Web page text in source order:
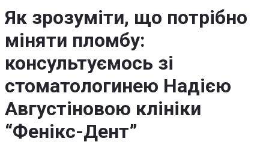
Як зрозуміти, що потрібно
міняти пломбу:
консультуємось зі
стоматологинею Надією
Августіновою клініки
“Фенікс-Дент”